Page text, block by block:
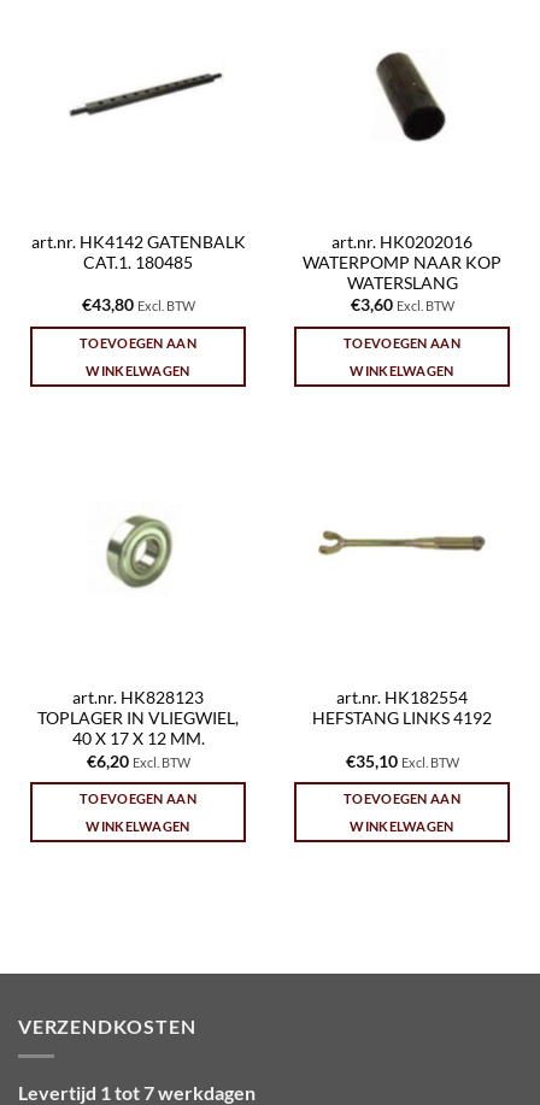
art.nr. HK4142 GATENBALK
CAT.1. 180485
€43,80 Excl. BTW
TOEVOEGEN AAN
WINKELWAGEN
art.nr. HK0202016
WATERPOMP NAAR KOP
WATERSLANG
€3,60 Excl. BTW
TOEVOEGEN AAN
WINKELWAGEN
art.nr. HK828123
TOPLAGER IN VLIEGWIEL,
40 X 17 X 12 MM.
€6,20 Excl. BTW
TOEVOEGEN AAN
WINKELWAGEN
art.nr. HK182554
HEFSTANG LINKS 4192
€35,10 Excl. BTW
TOEVOEGEN AAN
WINKELWAGEN
VERZENDKOSTEN
Levertijd 1 tot 7 werkdagen